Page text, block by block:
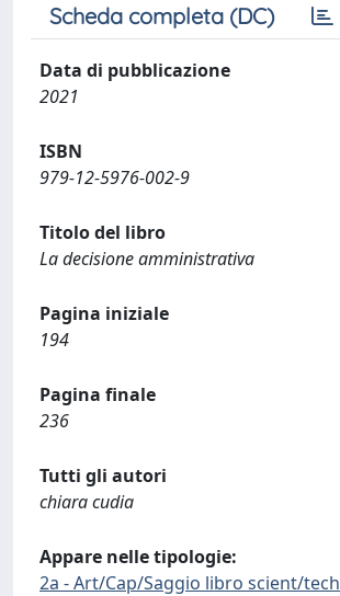
Scheda completa (DC)
Data di pubblicazione
2021
ISBN
979-12-5976-002-9
Titolo del libro
La decisione amministrativa
Pagina iniziale
194
Pagina finale
236
Tutti gli autori
chiara cudia
Appare nelle tipologie:
2a - Art/Cap/Saggio libro scient/tech